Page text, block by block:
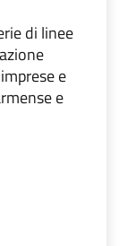
di linee
e
e